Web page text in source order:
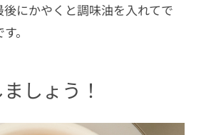
にかやくと調味油を入れてで
。
しょう！